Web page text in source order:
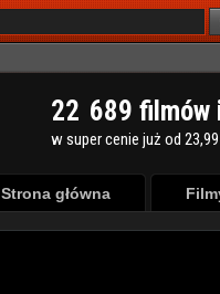
22 689 filmów
w super cenie już od
Strona główna